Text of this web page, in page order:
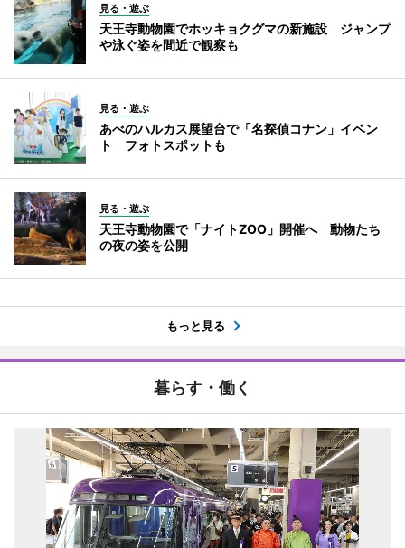
見る・遊ぶ
天王寺動物園でホッキョクグマの新施設 ジャンプ
や泳ぐ姿を間近で観察も
見る・遊ぶ
あべのハルカス展望台で「名探偵コナン」イベン
ト フォトスポットも
見る・遊ぶ
天王寺動物園で「ナイトZOO」開催へ 動物たち
の夜の姿を公開
もっと見る
暮らす・働く